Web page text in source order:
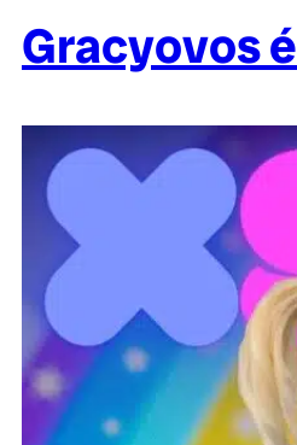
Gracyovos